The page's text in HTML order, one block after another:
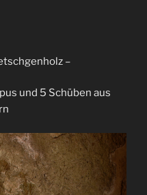
–
und 5 Schüben aus